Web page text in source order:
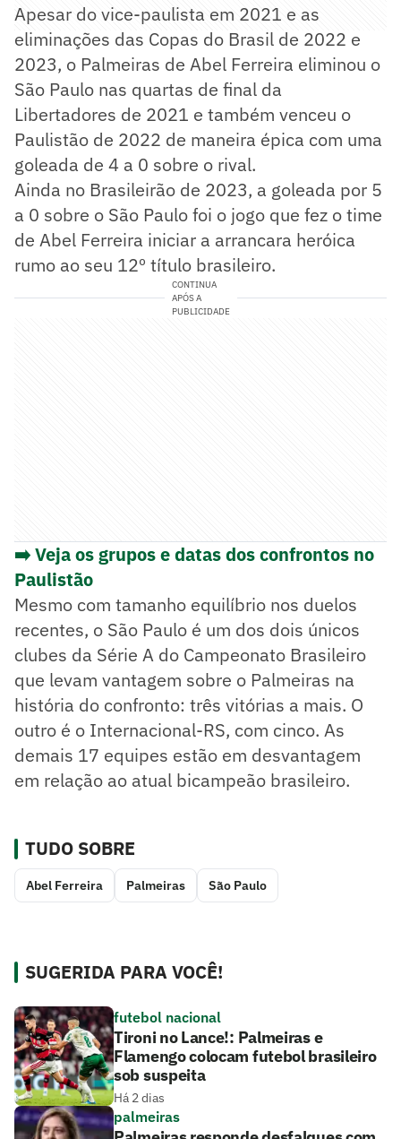
Apesar do vice-paulista em 2021 e as
eliminações das Copas do Brasil de 2022 e
2023, o Palmeiras de Abel Ferreira eliminou o
São Paulo nas quartas de final da
Libertadores de 2021 e também venceu o
Paulistão de 2022 de maneira épica com uma
goleada de 4 a 0 sobre o rival.
Ainda no Brasileirão de 2023, a goleada por 5
a 0 sobre o São Paulo foi o jogo que fez o time
de Abel Ferreira iniciar a arrancara heróica
rumo ao seu 12º título brasileiro.
CONTINUA
APÓS A
PUBLICIDADE
➡️ Veja os grupos e datas dos confrontos no
Paulistão
Mesmo com tamanho equilíbrio nos duelos
recentes, o São Paulo é um dos dois únicos
clubes da Série A do Campeonato Brasileiro
que levam vantagem sobre o Palmeiras na
história do confronto: três vitórias a mais. O
outro é o Internacional-RS, com cinco. As
demais 17 equipes estão em desvantagem
em relação ao atual bicampeão brasileiro.
TUDO SOBRE
Abel Ferreira Palmeiras São Paulo
SUGERIDA PARA VOCÊ!
futebol nacional
Tironi no Lance!: Palmeiras e
Flamengo colocam futebol brasileiro
sob suspeita
Há 2 dias
palmeiras